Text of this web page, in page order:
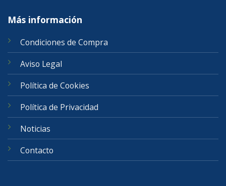
Más información
Condiciones de Compra
Aviso Legal
Política de Cookies
Política de Privacidad
Noticias
Contacto